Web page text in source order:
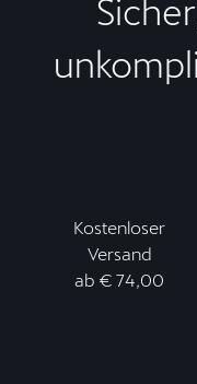
Kostenloser
Versand
ab € 74,00